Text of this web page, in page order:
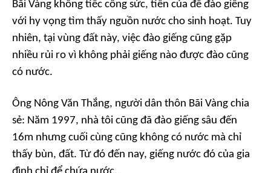
Bãi Vàng không tiếc công sức, tiền của để đào giếng
với hy vọng tìm thấy nguồn nước cho sinh hoạt. Tuy
nhiên, tại vùng đất này, việc đào giếng cũng gặp
nhiều rủi ro vì không phải giếng nào được đào cũng
có nước.
Ông Nông Văn Thắng, người dân thôn Bãi Vàng chia
sẻ: Năm 1997, nhà tôi cũng đã đào giếng sâu đến
16m nhưng cuối cùng cũng không có nước mà chỉ
thấy bùn, đất. Từ đó đến nay, giếng nước đó của gia